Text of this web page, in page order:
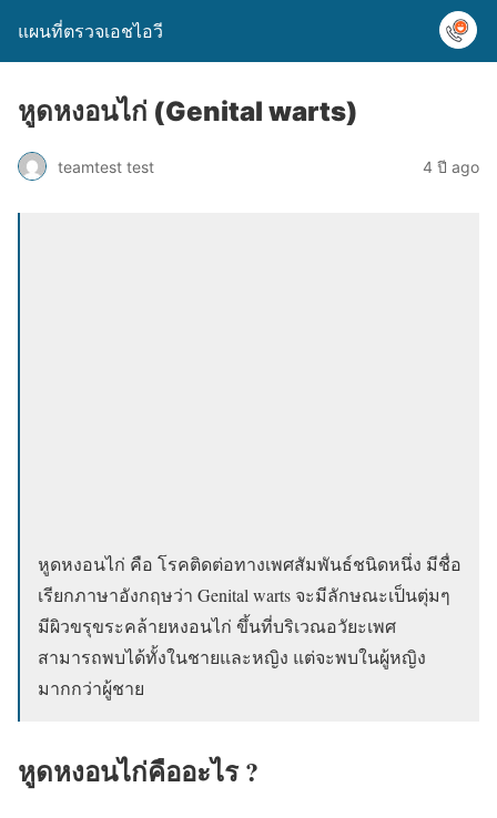
แผนที่ตรวจเอชไอวี
หูดหงอนไก่ (Genital warts)
teamtest test 4 ปี ago
หูดหงอนไก่ คือ โรคติดต่อทางเพศสัมพันธ์ชนิดหนึ่ง มีชื่อ
เรียกภาษาอังกฤษว่า Genital warts จะมีลักษณะเป็นตุ่มๆ
มีผิวขรุขระคล้ายหงอนไก่ ขึ้นที่บริเวณอวัยะเพศ
สามารถพบได้ทั้งในชายและหญิง แต่จะพบในผู้หญิง
มากกว่าผู้ชาย
หูดหงอนไก่คืออะไร ?